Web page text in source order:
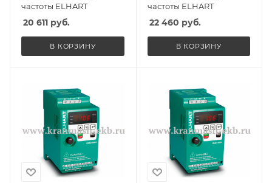
частоты ELHART
20 611 руб.
В КОРЗИНУ
частоты ELHART
22 460 руб.
В КОРЗИНУ